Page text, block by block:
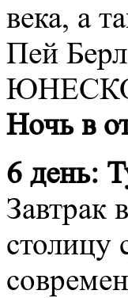
века, а
Пей
Ночь в
6 день:
Завтрак
столицу